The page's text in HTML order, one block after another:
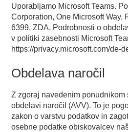
Uporabljamo Microsoft Teams.
Corporation, One Microsoft Way,
6399, ZDA. Podrobnosti o
v politiki zasebnosti Microsoft
https://privacy.microsoft.com/de-
Obdelava naročil
Z zgoraj navedenim
obdelavi naročil (AVV). To je
zakon o varstvu podatkov in
osebne podatke obiskovalcev